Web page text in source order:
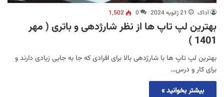
آداک 21 ژانویه 2024 0
1,502
بهترین لپ تاپ ها از نظر شارژدهی و باتری ( مهر
1401 )
بهترین لپ تاپ ها با شارژدهی بالا برای افرادی که جا به جایی زیادی دارند و
برای کار و درس…
بیشتر بخوانید »